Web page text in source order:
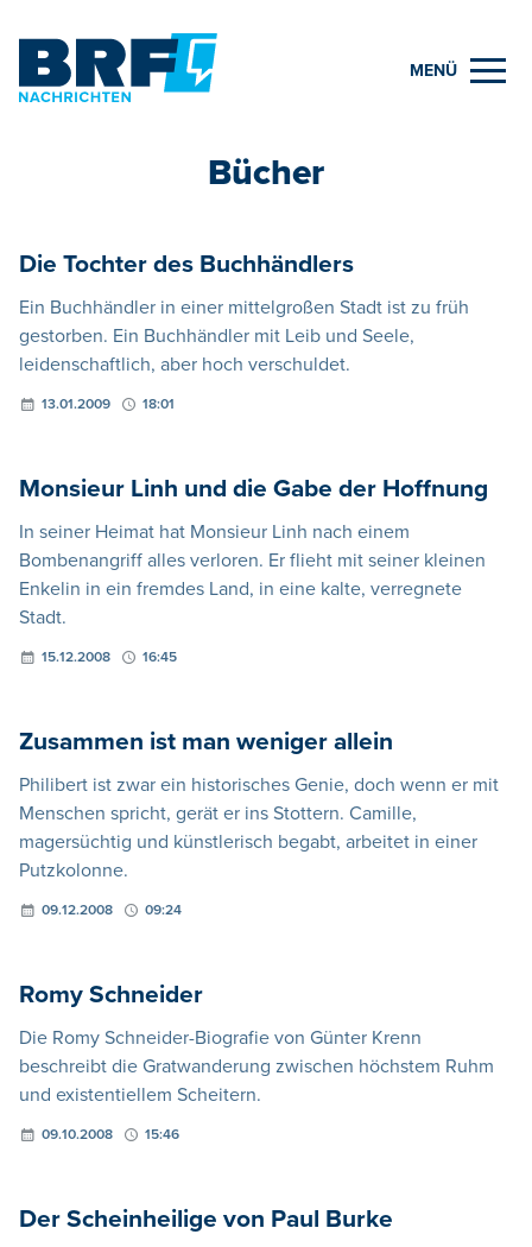
MENÜ
Bücher
Die Tochter des Buchhändlers
Ein Buchhändler in einer mittelgroßen Stadt ist zu früh
gestorben. Ein Buchhändler mit Leib und Seele,
leidenschaftlich, aber hoch verschuldet.
13.01.2009 18:01
Monsieur Linh und die Gabe der Hoffnung
In seiner Heimat hat Monsieur Linh nach einem
Bombenangriff alles verloren. Er flieht mit seiner kleinen
Enkelin in ein fremdes Land, in eine kalte, verregnete
Stadt.
15.12.2008 16:45
Zusammen ist man weniger allein
Philibert ist zwar ein historisches Genie, doch wenn er mit
Menschen spricht, gerät er ins Stottern. Camille,
magersüchtig und künstlerisch begabt, arbeitet in einer
Putzkolonne.
09.12.2008 09:24
Romy Schneider
Die Romy Schneider-Biografie von Günter Krenn
beschreibt die Gratwanderung zwischen höchstem Ruhm
und existentiellem Scheitern.
09.10.2008 15:46
Der Scheinheilige von Paul Burke